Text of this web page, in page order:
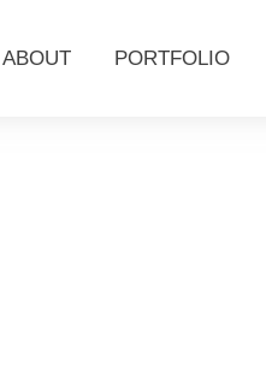
ABOUT PORTFOLIO